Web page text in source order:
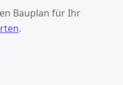
Bauplan für Ihr
.